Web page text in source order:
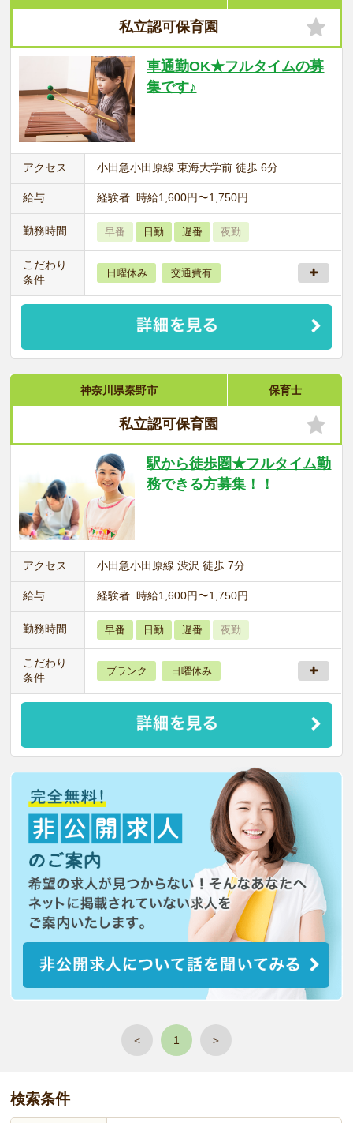
私立認可保育園
車通勤OK★フルタイムの募
集です♪
アクセス 小田急小田原線 東海大学前 徒歩 6分
給与 経験者 時給1,600円〜1,750円
勤務時間 早番 日勤 遅番 夜勤
こだわり
条件
日曜休み 交通費有
神奈川県秦野市 保育士
私立認可保育園
駅から徒歩圏★フルタイム勤
務できる方募集！！
アクセス 小田急小田原線 渋沢 徒歩 7分
給与 経験者 時給1,600円〜1,750円
勤務時間 早番 日勤 遅番 夜勤
こだわり
条件
ブランク 日曜休み
＜ 1 ＞
検索条件